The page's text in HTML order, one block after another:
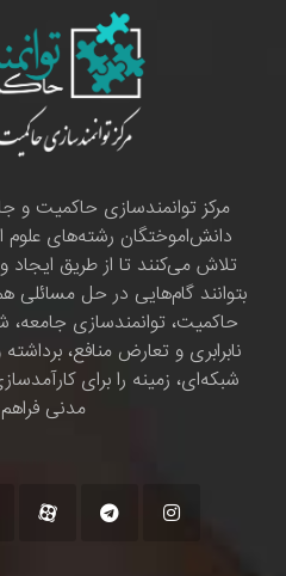
مرکز توانمندسازی حاکمیت و
دانش‌اموختگان رشته‌های
تلاش می‌کنند تا از طریق
بتوانند گام‌هایی در حل
حاکمیت، توانمندسازی جامعه،
نابرابری و تعارض منافع،
شبکه‌ای، زمینه را برای
مدنی